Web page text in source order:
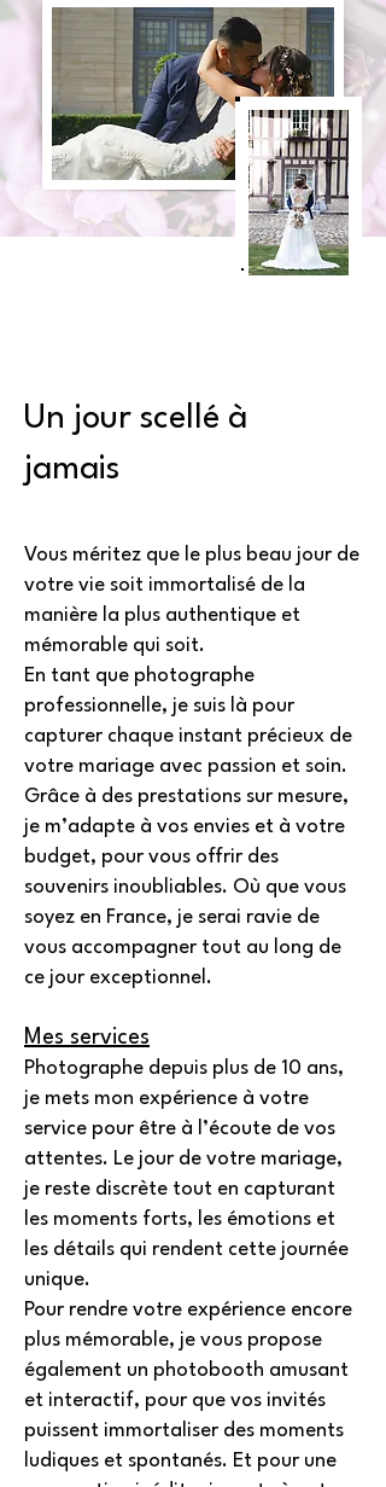
Un jour scellé à
jamais
Vous méritez que le plus beau jour de
votre vie soit immortalisé de la
manière la plus authentique et
mémorable qui soit.
En tant que photographe
professionnelle, je suis là pour
capturer chaque instant précieux de
votre mariage avec passion et soin.
Grâce à des prestations sur mesure,
je m’adapte à vos envies et à votre
budget, pour vous offrir des
souvenirs inoubliables. Où que vous
soyez en France, je serai ravie de
vous accompagner tout au long de
ce jour exceptionnel.
Mes services
Photographe depuis plus de 10 ans,
je mets mon expérience à votre
service pour être à l’écoute de vos
attentes. Le jour de votre mariage,
je reste discrète tout en capturant
les moments forts, les émotions et
les détails qui rendent cette journée
unique.
Pour rendre votre expérience encore
plus mémorable, je vous propose
également un photobooth amusant
et interactif, pour que vos invités
puissent immortaliser des moments
ludiques et spontanés. Et pour une